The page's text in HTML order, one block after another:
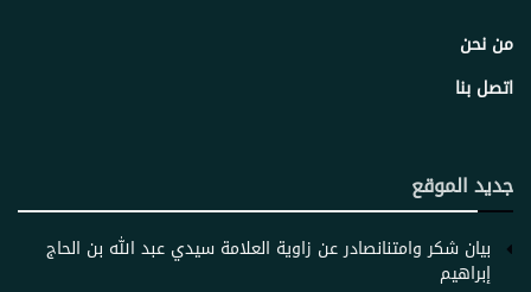
من نحن
اتصل بنا
جديد الموقع
بيان شكر وامتنان​صادر عن زاوية العلامة سيدي عبد الله بن الحاج
إبراهيم